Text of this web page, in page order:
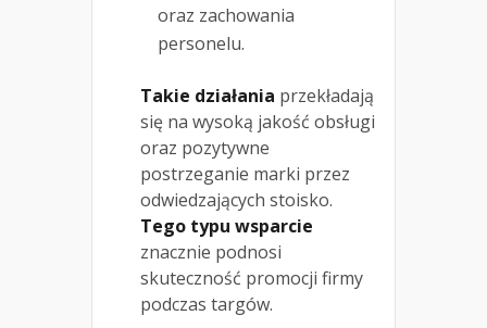
oraz zachowania
personelu.
Takie działania przekładają
się na wysoką jakość obsługi
oraz pozytywne
postrzeganie marki przez
odwiedzających stoisko.
Tego typu wsparcie
znacznie podnosi
skuteczność promocji firmy
podczas targów.